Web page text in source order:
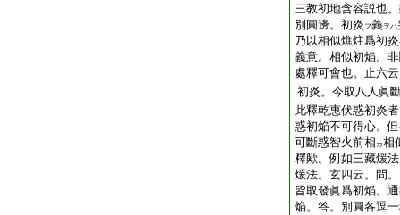
三教初地含容説也
別圓邊。初炎 フ義ヲハ
乃以相似燋炷爲初
義意。相似初焔。
處釋可會也。止六
初炎。今取八人眞
此釋乾惠伏惑初炎
惑初焔不可得心。
可斷惑智火前相 カ相
釋歟。例如三藏煖法
煖法。玄四云。問
皆取發眞爲初焔。
焔。答。別圓各逗